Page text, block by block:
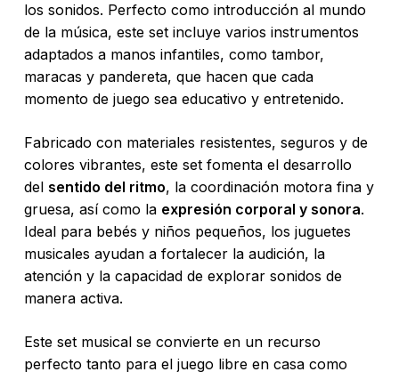
los sonidos. Perfecto como introducción al mundo
de la música, este set incluye varios instrumentos
adaptados a manos infantiles, como tambor,
maracas y pandereta, que hacen que cada
momento de juego sea educativo y entretenido.
Fabricado con materiales resistentes, seguros y de
colores vibrantes, este set fomenta el desarrollo
del sentido del ritmo, la coordinación motora fina y
gruesa, así como la expresión corporal y sonora.
Ideal para bebés y niños pequeños, los juguetes
musicales ayudan a fortalecer la audición, la
atención y la capacidad de explorar sonidos de
manera activa.
Este set musical se convierte en un recurso
perfecto tanto para el juego libre en casa como